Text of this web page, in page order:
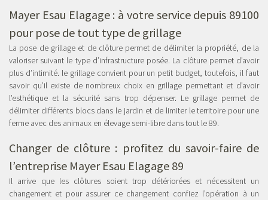
Mayer Esau Elagage : à votre service depuis 89100
pour pose de tout type de grillage
La pose de grillage et de clôture permet de délimiter la propriété, de la
valoriser suivant le type d’infrastructure posée. La clôture permet d’avoir
plus d’intimité. le grillage convient pour un petit budget, toutefois, il faut
savoir qu’il existe de nombreux choix en grillage permettant et d’avoir
l’esthétique et la sécurité sans trop dépenser. Le grillage permet de
délimiter différents blocs dans le jardin et de limiter le territoire pour une
ferme avec des animaux en élevage semi-libre dans tout le 89.
Changer de clôture : profitez du savoir-faire de
l’entreprise Mayer Esau Elagage 89
Il arrive que les clôtures soient trop détériorées et nécessitent un
changement et pour assurer ce changement confiez l’opération à un